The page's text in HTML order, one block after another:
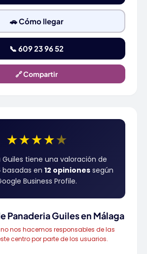
🚗 Cómo llegar
📞 609 23 96 52
🔗 Compartir
★★★★★
Guiles tiene una valoración de
basadas en 12 opiniones según
Business Profile.
Panaderia Guiles en Málaga
nos hacemos responsables de las
centro por parte de los usuarios.